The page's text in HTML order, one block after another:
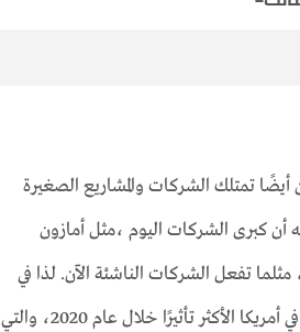
تمتلك الشركات والمشاريع الصغيرة
أن كبرى الشركات اليوم ،مثل أمازون
تفعل الشركات الناشئة الآن. لذا في
هذا المقال سنستكمل الحديث حول الشركات الناشئة في أمريكا الأكثر تأثيرًا خلال عام 2020، والتي